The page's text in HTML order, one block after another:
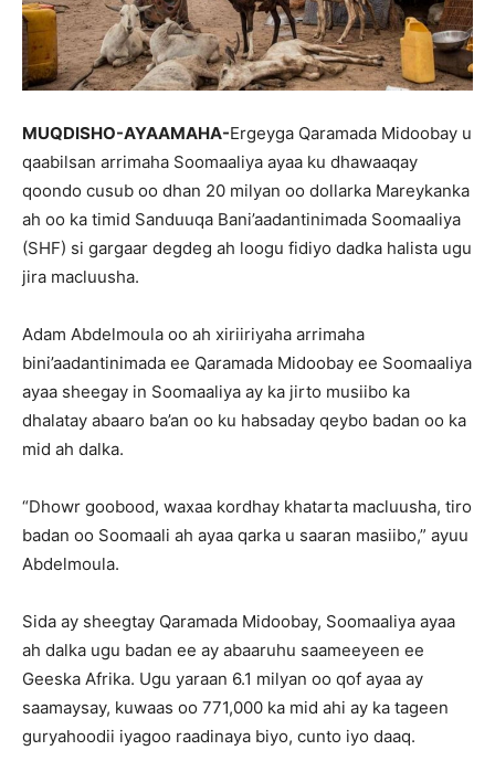
MUQDISHO-AYAAMAHA-Ergeyga Qaramada Midoobay u
qaabilsan arrimaha Soomaaliya ayaa ku dhawaaqay
qoondo cusub oo dhan 20 milyan oo dollarka Mareykanka
ah oo ka timid Sanduuqa Bani’aadantinimada Soomaaliya
(SHF) si gargaar degdeg ah loogu fidiyo dadka halista ugu
jira macluusha.
Adam Abdelmoula oo ah xiriiriyaha arrimaha
bini’aadantinimada ee Qaramada Midoobay ee Soomaaliya
ayaa sheegay in Soomaaliya ay ka jirto musiibo ka
dhalatay abaaro ba’an oo ku habsaday qeybo badan oo ka
mid ah dalka.
“Dhowr goobood, waxaa kordhay khatarta macluusha, tiro
badan oo Soomaali ah ayaa qarka u saaran masiibo,” ayuu
Abdelmoula.
Sida ay sheegtay Qaramada Midoobay, Soomaaliya ayaa
ah dalka ugu badan ee ay abaaruhu saameeyeen ee
Geeska Afrika. Ugu yaraan 6.1 milyan oo qof ayaa ay
saamaysay, kuwaas oo 771,000 ka mid ahi ay ka tageen
guryahoodii iyagoo raadinaya biyo, cunto iyo daaq.